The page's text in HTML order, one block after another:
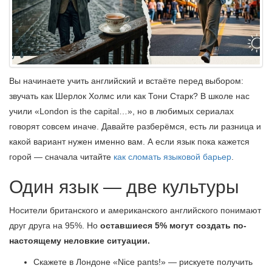
Вы начинаете учить английский и встаёте перед выбором:
звучать как Шерлок Холмс или как Тони Старк? В школе нас
учили «London is the capital…», но в любимых сериалах
говорят совсем иначе. Давайте разберёмся, есть ли разница и
какой вариант нужен именно вам. А если язык пока кажется
горой — сначала читайте как сломать языковой барьер.
Один язык — две культуры
Носители британского и американского английского понимают
друг друга на 95%. Но оставшиеся 5% могут создать по-
настоящему неловкие ситуации.
Скажете в Лондоне «Nice pants!» — рискуете получить